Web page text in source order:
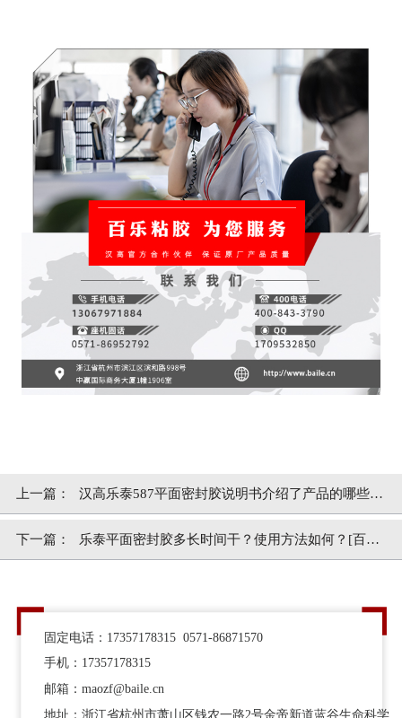
上一篇： 汉高乐泰587平面密封胶说明书介绍了产品的哪些知
识？[百乐粘胶]
下一篇： 乐泰平面密封胶多长时间干？使用方法如何？[百乐
固定电话：17357178315 0571-86871570
手机：17357178315
邮箱：maozf@baile.cn
地址：浙江省杭州市萧山区钱农一路2号金帝新道蓝谷生命科学